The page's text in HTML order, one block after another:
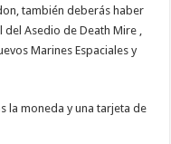
también deberás haber
Asedio de Death Mire ,
Marines Espaciales y
la moneda y una tarjeta de